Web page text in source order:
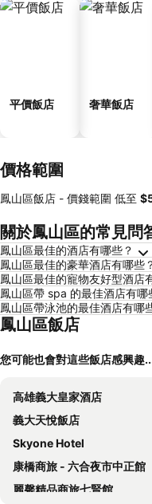
平價飯店 奢華飯店
價格範圍
鳳山區飯店 - 價錢範圍 低至
關於鳳山區的常見問
鳳山區最佳的酒店有哪些？
鳳山區最佳的豪華酒店有哪些
鳳山區最佳的寵物友好型酒店
鳳山區帶 spa 的最佳酒店有哪
鳳山區帶泳池的最佳酒店有哪
鳳山區飯店
您可能也會對這些飯店感興趣
高雄義大皇家酒店
義大天悅飯店
Skyone Hotel
康橋商旅 - 六合夜市中正館
麗馨精品商旅七賢館